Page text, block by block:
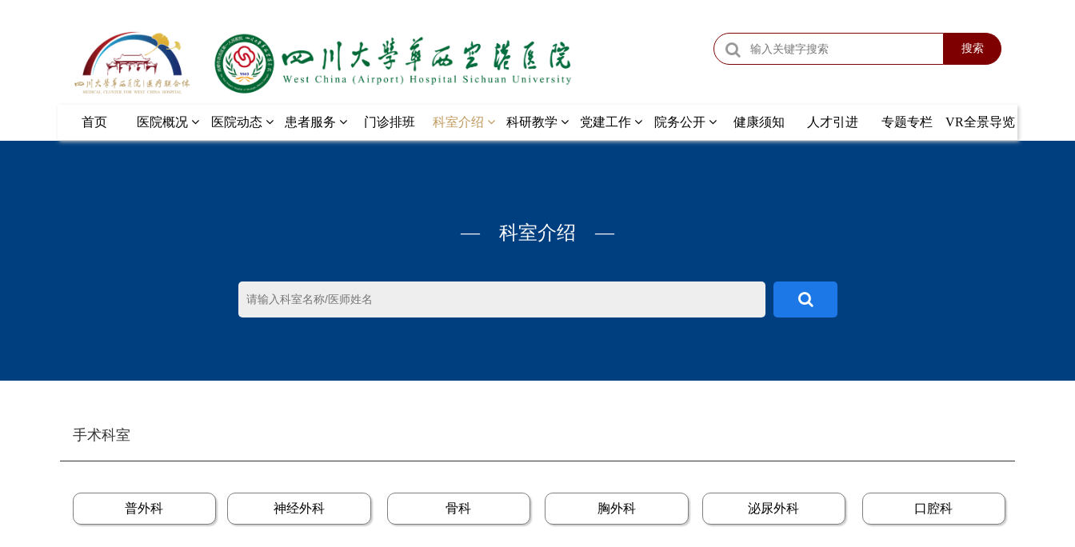
搜索
首页 医院概况 医院动态 患者服务 门诊排班 科室介绍 科研教学 党建工作 院务公开 健康须知 人才引进 专题专栏 VR全景导览
— 科室介绍 —
普外科 神经外科 骨科 胸外科 泌尿外科 口腔科
手术科室